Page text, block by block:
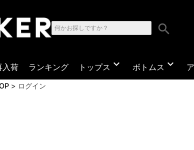
search
入荷 ランキング トップス expand_more ボトムス expand_more
ログイン